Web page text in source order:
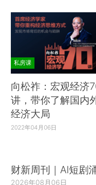
私房课
向松祚：宏观经济
讲，带你了解国内
经济大局
2022年04月06日
财新周刊｜AI短剧
2026年08月06日